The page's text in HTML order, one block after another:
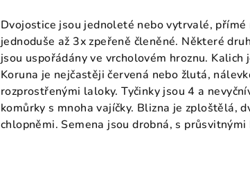
Dvojostice jsou jednoleté nebo vytrvalé,
jednoduše až 3x zpeřeně členěné. Některé
jsou uspořádány ve vrcholovém hroznu.
Koruna je nejčastěji červená nebo žlutá,
rozprostřenými laloky. Tyčinky jsou 4 a
komůrky s mnoha vajíčky. Blizna je zploštělá,
chlopněmi. Semena jsou drobná, s